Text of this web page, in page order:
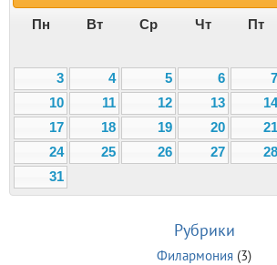
Пн Вт Ср Чт Пт
3
4 5 6 7
10
11 12 13
17
18 19 20 21
24
25 26 27 28
31
Рубрики
Филармония (3)